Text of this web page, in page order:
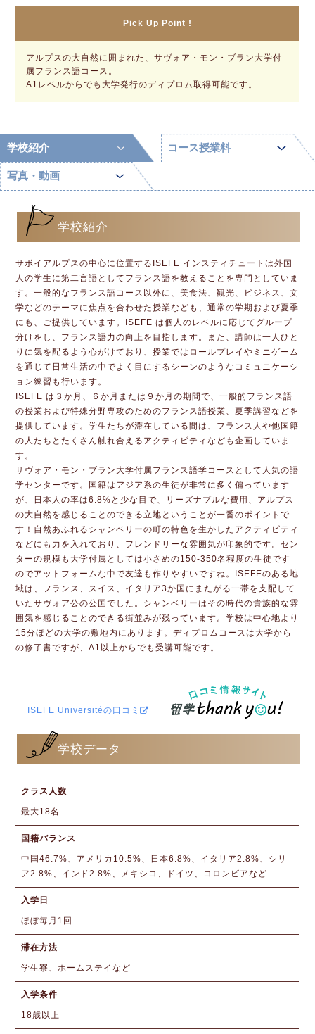
Pick Up Point !
アルプスの大自然に囲まれた、サヴォア・モン・ブラン大学付
属フランス語コース。
A1レベルからでも大学発行のディプロム取得可能です。
学校紹介 コース授業料
写真・動画
学校紹介
サボイアルプスの中心に位置するISEFE インスティチュートは外国
人の学生に第二言語としてフランス語を教えることを専門としていま
す。一般的なフランス語コース以外に、美食法、観光、ビジネス、文
学などのテーマに焦点を合わせた授業なども、通常の学期および夏季
にも、ご提供しています。ISEFE は個人のレベルに応じてグループ
分けをし、フランス語力の向上を目指します。また、講師は一人ひと
りに気を配るよう心がけており、授業ではロールプレイやミニゲーム
を通じて日常生活の中でよく目にするシーンのようなコミュニケーシ
ョン練習も行います。
ISEFE は３か月、６か月または９か月の期間で、一般的フランス語
の授業および特殊分野専攻のためのフランス語授業、夏季講習などを
提供しています。学生たちが滞在している間は、フランス人や他国籍
の人たちとたくさん触れ合えるアクティビティなども企画していま
す。
サヴォア・モン・ブラン大学付属フランス語学コースとして人気の語
学センターです。国籍はアジア系の生徒が非常に多く偏っています
が、日本人の率は6.8%と少な目で、リーズナブルな費用、アルプス
の大自然を感じることのできる立地ということが一番のポイントで
す！自然あふれるシャンベリーの町の特色を生かしたアクティビティ
などにも力を入れており、フレンドリーな雰囲気が印象的です。セン
ターの規模も大学付属としては小さめの150-350名程度の生徒です
のでアットフォームな中で友達も作りやすいですね。ISEFEのある地
域は、フランス、スイス、イタリア3か国にまたがる一帯を支配して
いたサヴォア公の公国でした。シャンベリーはその時代の貴族的な雰
囲気を感じることのできる街並みが残っています。学校は中心地より
15分ほどの大学の敷地内にあります。ディプロムコースは大学から
の修了書ですが、A1以上からでも受講可能です。
ISEFE Universitéの口コミ
学校データ
クラス人数
最大18名
国籍バランス
中国46.7%、アメリカ10.5%、日本6.8%、イタリア2.8%、シリ
ア2.8%、インド2.8%、メキシコ、ドイツ、コロンビアなど
入学日
ほぼ毎月1回
滞在方法
学生寮、ホームステイなど
入学条件
18歳以上